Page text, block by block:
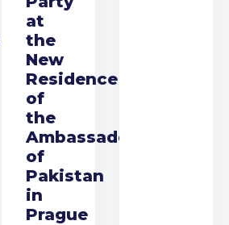
at
the
New
Residence
of
the
Ambassador
of
Pakistan
in
Prague